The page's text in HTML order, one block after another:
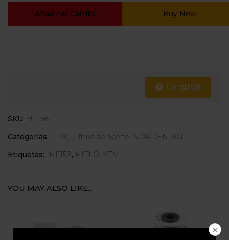
Añadir Al Carrito Buy Now
Consultar
SKU: HF158
Categorías:
1190, Filtros de aceite, NORDEN 901
Etiquetas:
HF158, HIFLO, KTM
YOU MAY ALSO LIKE…